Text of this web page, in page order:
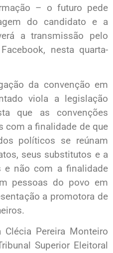
– o futuro pede
do candidato e a
a transmissão pelo
nesta quarta-
da convenção em
viola a legislação
que as convenções
com a finalidade de que
políticos se reúnam
seus substitutos e a
e não com a finalidade
pessoas do povo em
a promotora de
Pereira Monteiro
Superior Eleitoral